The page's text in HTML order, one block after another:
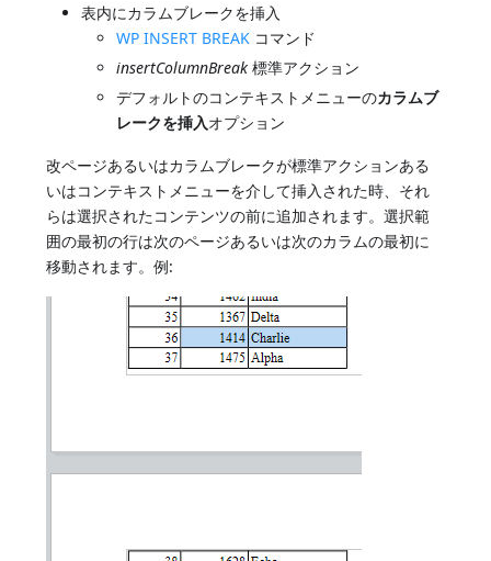
表内にカラムブレークを挿入
WP INSERT BREAK コマンド
insertColumnBreak 標準アクション
デフォルトのコンテキストメニューのカラムブ
レークを挿入オプション
改ページあるいはカラムブレークが標準アクションある
いはコンテキストメニューを介して挿入された時、それ
らは選択されたコンテンツの前に追加されます。選択範
囲の最初の行は次のページあるいは次のカラムの最初に
移動されます。例: